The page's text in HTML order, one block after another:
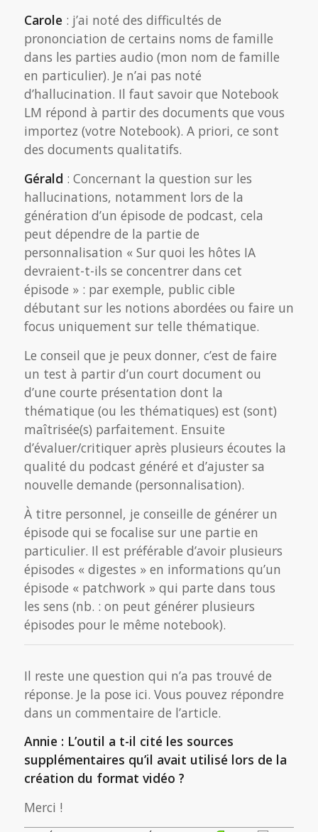
Carole : j’ai noté des difficultés de
prononciation de certains noms de famille
dans les parties audio (mon nom de famille
en particulier). Je n’ai pas noté
d’hallucination. Il faut savoir que Notebook
LM répond à partir des documents que vous
importez (votre Notebook). A priori, ce sont
des documents qualitatifs.
Gérald : Concernant la question sur les
hallucinations, notamment lors de la
génération d’un épisode de podcast, cela
peut dépendre de la partie de
personnalisation « Sur quoi les hôtes IA
devraient-t-ils se concentrer dans cet
épisode » : par exemple, public cible
débutant sur les notions abordées ou faire un
focus uniquement sur telle thématique.
Le conseil que je peux donner, c’est de faire
un test à partir d’un court document ou
d’une courte présentation dont la
thématique (ou les thématiques) est (sont)
maîtrisée(s) parfaitement. Ensuite
d’évaluer/critiquer après plusieurs écoutes la
qualité du podcast généré et d’ajuster sa
nouvelle demande (personnalisation).
À titre personnel, je conseille de générer un
épisode qui se focalise sur une partie en
particulier. Il est préférable d’avoir plusieurs
épisodes « digestes » en informations qu’un
épisode « patchwork » qui parte dans tous
les sens (nb. : on peut générer plusieurs
épisodes pour le même notebook).
Il reste une question qui n’a pas trouvé de
réponse. Je la pose ici. Vous pouvez répondre
dans un commentaire de l’article.
Annie : L’outil a t-il cité les sources
supplémentaires qu’il avait utilisé lors de la
création du format vidéo ?
Merci !